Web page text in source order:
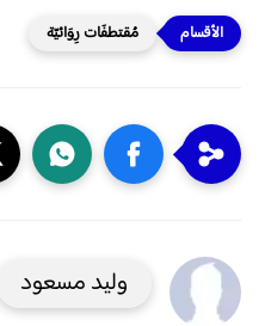
مُقتطفَات رِوَائيّة
وليد مسعود